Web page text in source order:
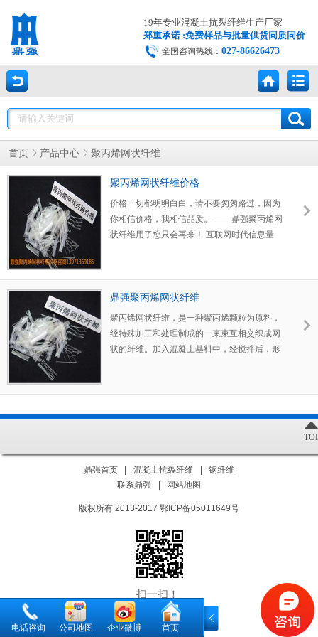
19年专业混凝土抗裂纤维生产厂家
郑重承诺 :免费样品与批量供货同质同价
全国咨询热线：027-86626473
首页 产品中心 聚丙烯网状纤维
聚丙烯网状纤维价格
价格一切都明明白白，请不要匆匆路过，因为
你相信价格，我相信品质。 ——鼎强聚丙烯网
状纤维用了您只会再来！ 互联网时代信息量
多少啊？ 看完下图后，您就会明白纤维的价格
差别为什么那么大？如果你有特殊要求，我们
可以定制您需要的产品！ 鼎强聚丙烯网状纤维
的原料是采用99.99%聚丙烯粒料加工的，而且
是级别最高的纤维级聚丙烯粒料。
鼎强聚丙烯网状纤维
聚丙烯网状纤维，是一种聚丙烯颗粒为原料，
经特殊加工和处理制成的一束束互相交织成网
状的纤维。加入混凝土基料中，经搅拌后，形
凝土及水泥砂浆的早期的塑性收缩和沉降裂
纹。大大提高混凝土的抗渗、抗破碎、抗冲击
用。
鼎强首页 混凝土抗裂纤维
钢纤维
联系鼎强
网站地图
版权所有 2013-2017 鄂ICP备05011649号
扫一扫！
电话咨询 公司地图 企业微博 首页